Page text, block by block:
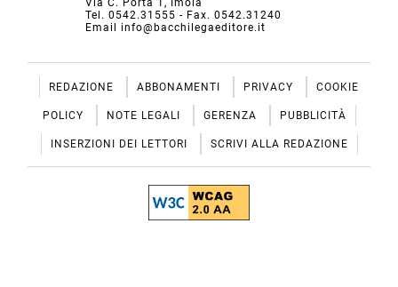
Tel. 0542.31555 - Fax. 0542.31240
Email info@bacchilegaeditore.it
REDAZIONE ABBONAMENTI PRIVACY COOKIE
POLICY NOTE LEGALI GERENZA PUBBLICITÀ
INSERZIONI DEI LETTORI SCRIVI ALLA REDAZIONE